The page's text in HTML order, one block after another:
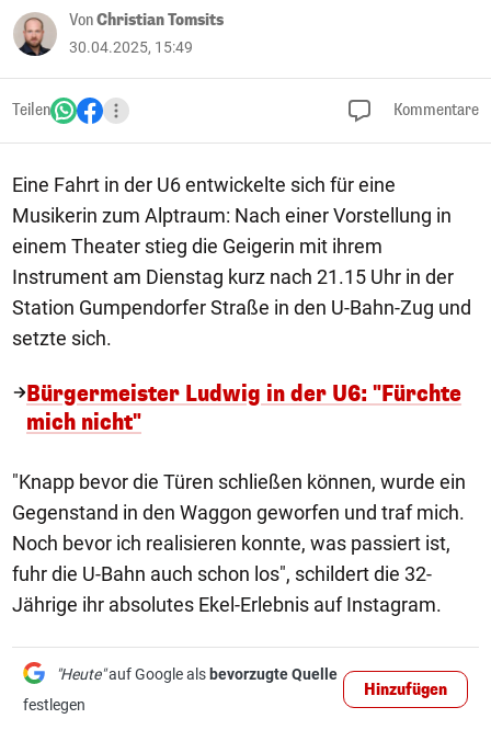
VonChristian Tomsits
30.04.2025, 15:49
Teilen Kommentare
Eine Fahrt in der U6 entwickelte sich für eine
Musikerin zum Alptraum: Nach einer Vorstellung in
einem Theater stieg die Geigerin mit ihrem
Instrument am Dienstag kurz nach 21.15 Uhr in der
Station Gumpendorfer Straße in den U-Bahn-Zug und
setzte sich.
Bürgermeister Ludwig in der U6: "Fürchte
mich nicht"
"Knapp bevor die Türen schließen können, wurde ein
Gegenstand in den Waggon geworfen und traf mich.
Noch bevor ich realisieren konnte, was passiert ist,
fuhr die U-Bahn auch schon los", schildert die 32-
Jährige ihr absolutes Ekel-Erlebnis auf Instagram.
"Heute"auf Google als bevorzugte Quelle
festlegen
Hinzufügen